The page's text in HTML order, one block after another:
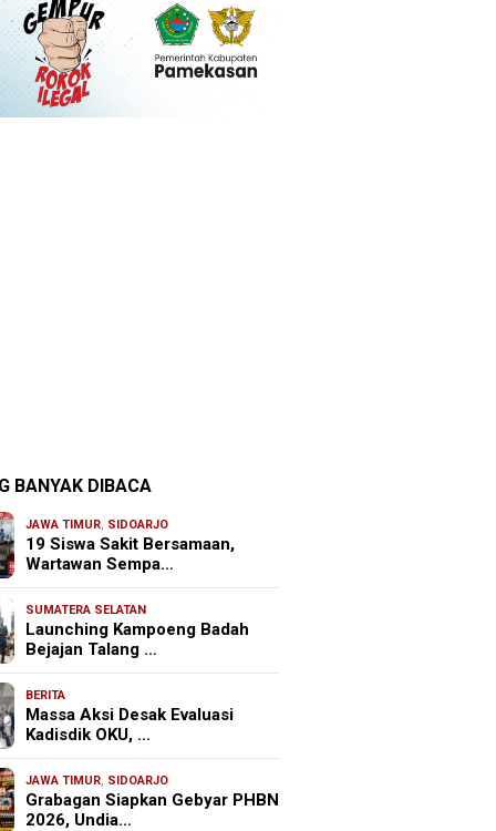
BANYAK DIBACA
JAWA TIMUR, SIDOARJO
19 Siswa Sakit Bersamaan,
Wartawan Sempa…
SUMATERA SELATAN
Launching Kampoeng Badah
Bejajan Talang …
BERITA
Massa Aksi Desak Evaluasi
Kadisdik OKU, …
JAWA TIMUR, SIDOARJO
Grabagan Siapkan Gebyar PHBN
2026, Undia…